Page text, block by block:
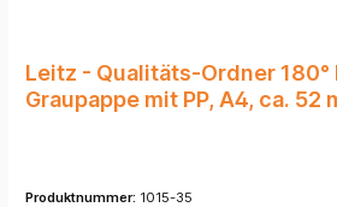
Leitz - Qualitäts-Ordner 180°
Graupappe mit PP, A4, ca. 52
Produktnummer: 1015-35